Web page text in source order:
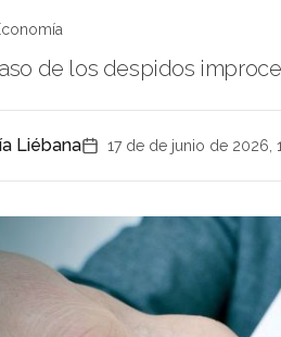
de los despidos
Liébana 17 de de junio de 2026,